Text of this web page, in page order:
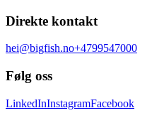
Direkte kontakt
hei@bigfish.no+4799547000
Følg oss
LinkedInInstagramFacebook